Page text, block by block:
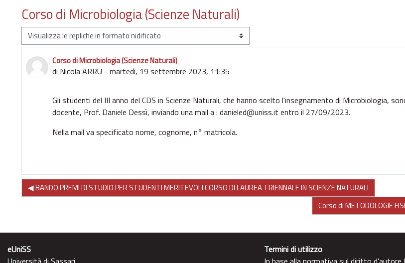
Corso di Microbiologia (Scienze Naturali)
Modalità visualizzazione
Corso di Microbiologia (Scienze Naturali)
di Nicola ARRU - martedì, 19 settembre 2023, 11:35
Numero di risposte: 0
Gli studenti del III anno del CDS in Scienze Naturali, che hanno scelto l'insegnamento di Microbiologia,
docente, Prof. Daniele Dessì, inviando una mail a : danieled@uniss.it entro il 27/09/2023.
Nella mail va specificato nome, cognome, n° matricola.
◀︎ BANDO PREMI DI STUDIO PER STUDENTI MERITEVOLI CORSO DI LAUREA TRIENNALE IN SCIENZE NATURALI
Corso di METODOLOGIE
eUniSS
Termini di utilizzo